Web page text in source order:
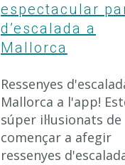
espectacular
d’escalada a
Mallorca
Ressenyes
Mallorca a l'app!
súper il·lusionats de
començar a afegir
ressenyes